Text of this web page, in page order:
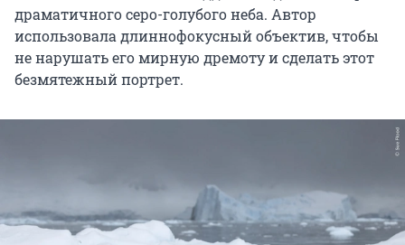
драматичного серо-голубого неба. Автор
использовала длиннофокусный объектив, чтобы
не нарушать его мирную дремоту и сделать этот
безмятежный портрет.